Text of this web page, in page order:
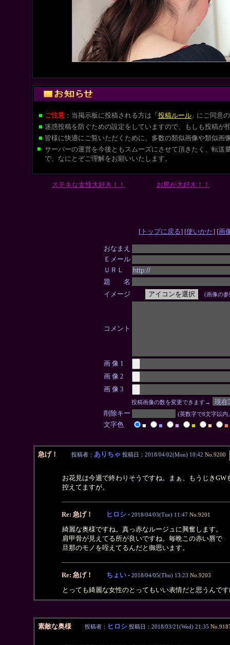
■ ご注意 ：当掲示板に投稿される方は 「 投稿ルール 」 にご同意
■ 迷惑投稿を防ぐための設定をしていますので、もしも投稿が
■ 皆様に快適にご覧いただくために、多数の類似画像や類似
■ サーバーの運営を今後ともスムーズにさせて頂きたく、転
で、なにとぞご理解をお願いいたします。
ステキな女性大好き！！ お尻が大好き！！
[ トップに戻る] [使いかた] [画
おなまえ
Ｅメール
ＵＲＬ
題 名
イメージ
(画像の参
コメント
画 像 1
画 像 2
画 像 3
投稿画像の数を変更できます→
削除キー (英数字で8文字以内
文字色 ■ ■ ■ ■ ■ ■
急げ！ 投稿者： ありちゃ 投稿日：2018/04/02(Mon) 10:42 No.9200
お花見は今週で終わりそうですね。まぁ、もうじきGW
控えてますが。
Re: 急げ！ ヒロシ - 2018/04/03(Tue) 11:47 No.9201
綺麗な奥様ですね。真っ赤なルージュに興奮します。
肩甲骨が見えてる所が良いですね。毎晩この赤い唇で
旦那のモノを咥えてるんだと御思います。
Re: 急げ！ ちょい - 2018/04/05(Thu) 13:23 No.9203
とっても綺麗な女性のとってもいい表情だと思うんで
素敵な奥様 投稿者： ヒロシ 投稿日：2018/03/21(Wed) 21:35